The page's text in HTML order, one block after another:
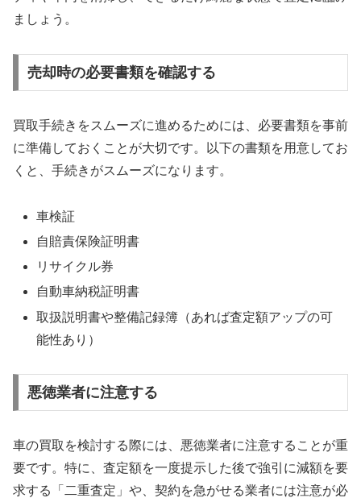
ましょう。
売却時の必要書類を確認する
買取手続きをスムーズに進めるためには、必要書類を事前
に準備しておくことが大切です。以下の書類を用意してお
くと、手続きがスムーズになります。
車検証
自賠責保険証明書
リサイクル券
自動車納税証明書
取扱説明書や整備記録簿（あれば査定額アップの可
能性あり）
悪徳業者に注意する
車の買取を検討する際には、悪徳業者に注意することが重
要です。特に、査定額を一度提示した後で強引に減額を要
求する「二重査定」や、契約を急がせる業者には注意が必